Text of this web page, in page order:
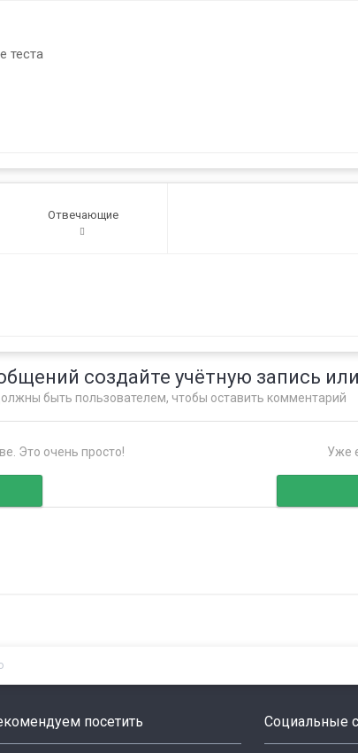
теста
Отвечающие
создайте учётную запись
быть пользователем, чтобы оставить комментарий
Это очень просто! Уже
посетить Социальные